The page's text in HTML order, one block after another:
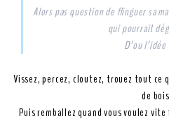
Alors pas question de flinguer sa
qui pourrait
D’ou l’idée
Vissez, percez, cloutez, trouez tout ce
de
Puis remballez quand vous voulez